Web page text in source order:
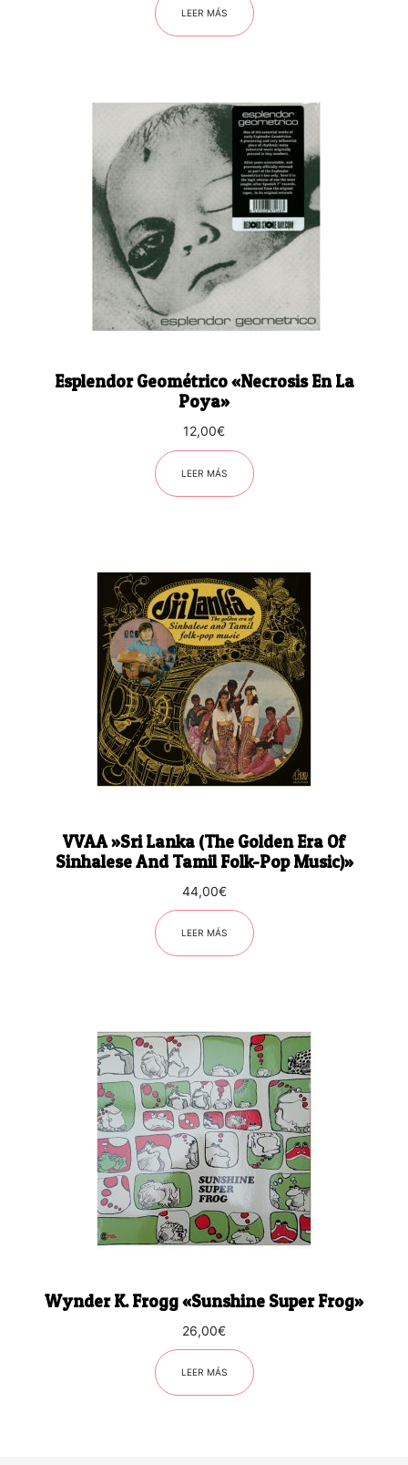
LEER MÁS
Esplendor Geométrico «Necrosis En La
Poya»
12,00€
LEER MÁS
VVAA ‎»Sri Lanka (The Golden Era Of
Sinhalese And Tamil Folk-Pop Music)»
44,00€
LEER MÁS
Wynder K. Frogg «Sunshine Super Frog»
26,00€
LEER MÁS